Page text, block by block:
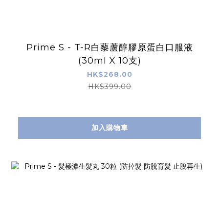
Prime S - T-R白藜蘆醇膠原蛋白口服液
(30ml X 10支)
HK$268.00
HK$399.00
加入購物車